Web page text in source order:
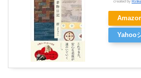
created by
Yahoo